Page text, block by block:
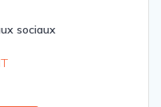
sociaux